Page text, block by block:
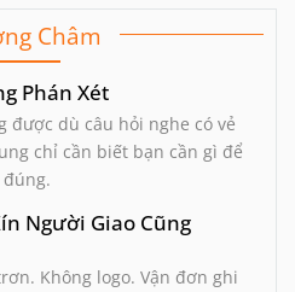
Châm
Phán Xét
được dù câu hỏi nghe có vẻ
chỉ cần biết bạn cần gì để
Người Giao Cũng
Không logo. Vận đơn ghi